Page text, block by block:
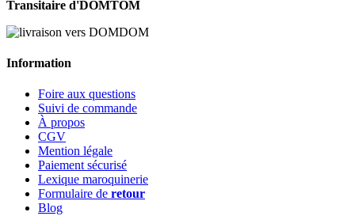
Transitaire d'DOMTOM
Information
Foire aux questions
Suivi de commande
À propos
CGV
Mention légale
Paiement sécurisé
Lexique maroquinerie
Formulaire de retour
Blog